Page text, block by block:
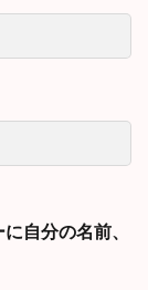
自分の名前、